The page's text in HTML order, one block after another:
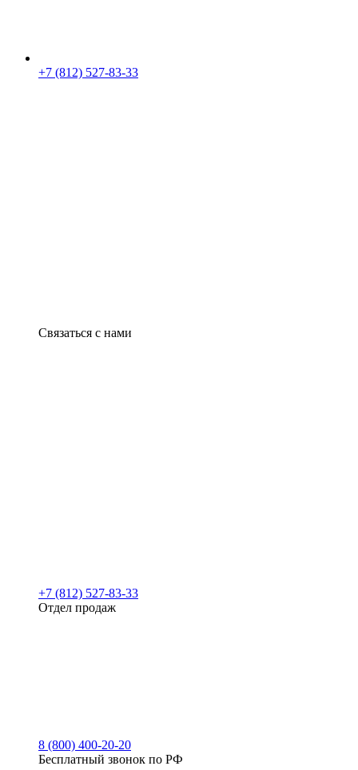
+7 (812) 527-83-33
Связаться с нами
+7 (812) 527-83-33
Отдел продаж
8 (800) 400-20-20
Бесплатный звонок по РФ